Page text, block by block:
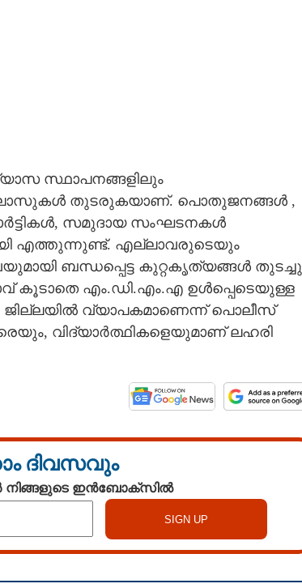
സ്ഥാപനങ്ങളിലും
തുടരുകയാണ്. പൊതുജനങ്ങൾ ,
സമുദായ സംഘടനകൾ
എത്തുന്നുണ്ട്. എല്ലാവരുടെയും
ബന്ധപ്പെട്ട കുറ്റകൃത്യങ്ങൾ തുടച്ചു
കൂടാതെ എം.ഡി.എം.എ ഉൾപ്പെടെയുള്ള
വ്യാപകമാണെന്ന് പൊലീസ്
വിദ്യാർത്ഥികളെയുമാണ് ലഹരി
ദിവസവും
നിങ്ങളുടെ ഇൻബോക്സിൽ
Share this link